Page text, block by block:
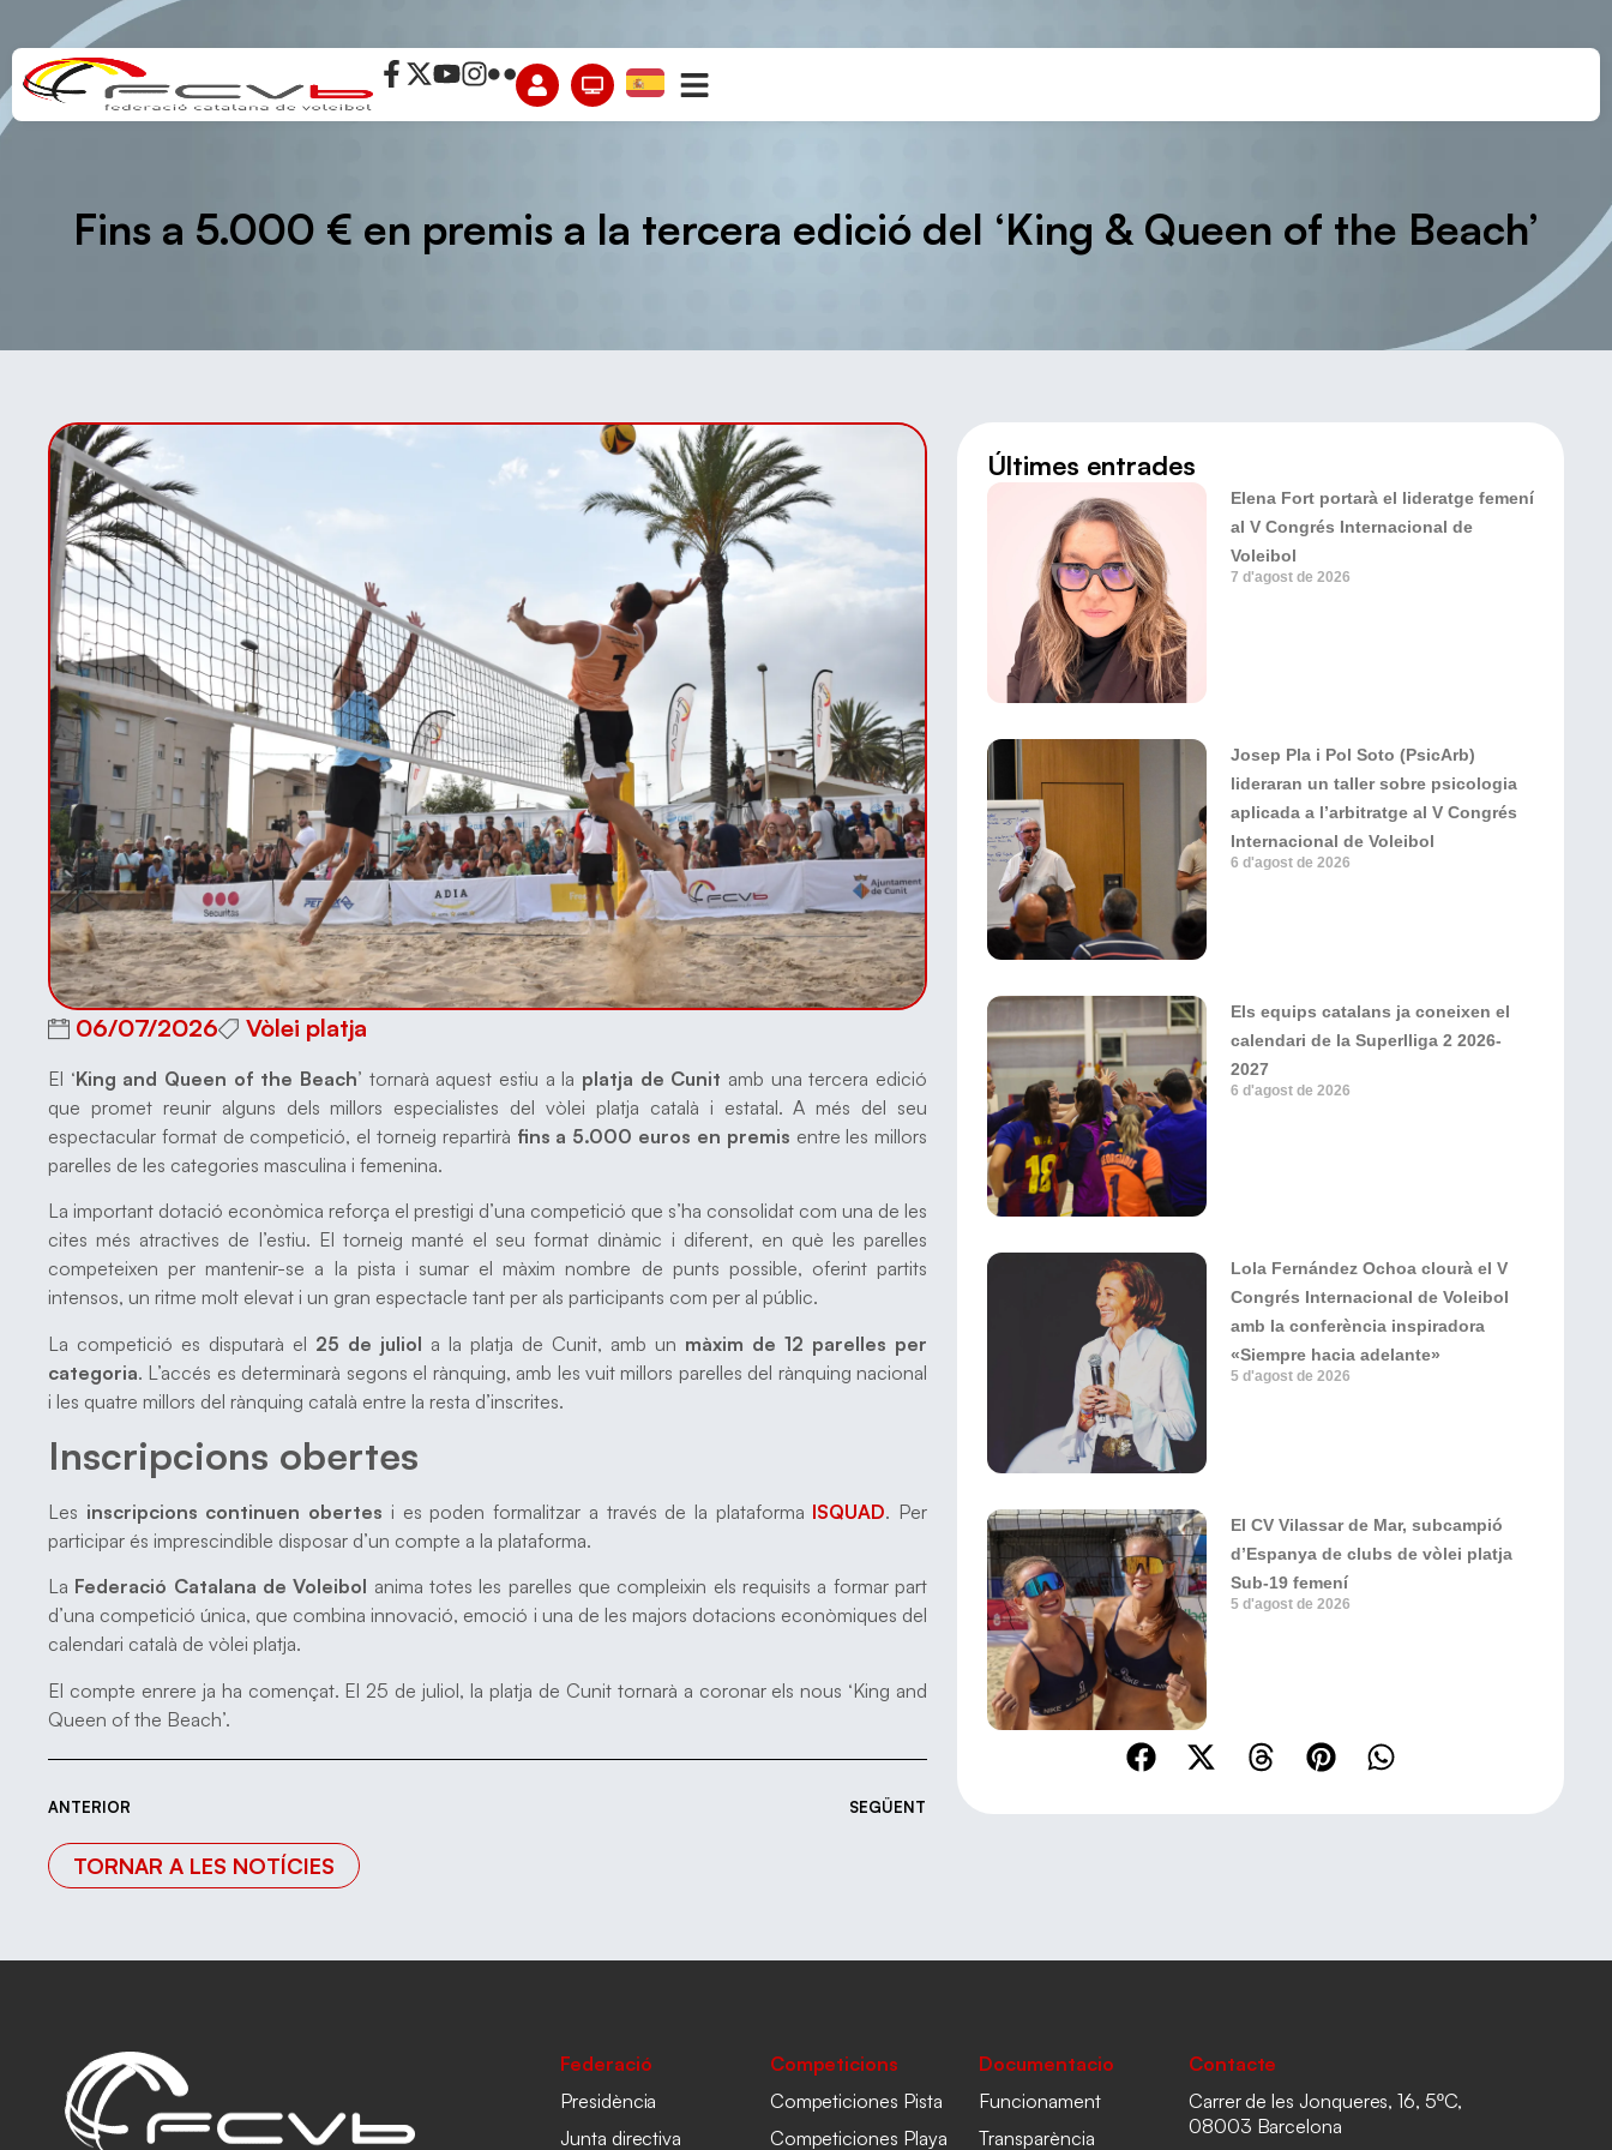
Fins a 5.000 € en premis a la tercera edició del ‘King & Queen of the Beach’
06/07/2026 Vòlei platja
El ‘King and Queen of the Beach’ tornarà aquest estiu a la platja de Cunit amb una tercera edició
que promet reunir alguns dels millors especialistes del vòlei platja català i estatal. A més del seu
espectacular format de competició, el torneig repartirà fins a 5.000 euros en premis entre les millors
parelles de les categories masculina i femenina.
La important dotació econòmica reforça el prestigi d’una competició que s’ha consolidat com una de les
cites més atractives de l’estiu. El torneig manté el seu format dinàmic i diferent, en què les parelles
competeixen per mantenir-se a la pista i sumar el màxim nombre de punts possible, oferint partits
intensos, un ritme molt elevat i un gran espectacle tant per als participants com per al públic.
La competició es disputarà el 25 de juliol a la platja de Cunit, amb un màxim de 12 parelles per
categoria. L’accés es determinarà segons el rànquing, amb les vuit millors parelles del rànquing nacional
i les quatre millors del rànquing català entre la resta d’inscrites.
Inscripcions obertes
Les inscripcions continuen obertes i es poden formalitzar a través de la plataforma ISQUAD. Per
participar és imprescindible disposar d’un compte a la plataforma.
La Federació Catalana de Voleibol anima totes les parelles que compleixin els requisits a formar part
d’una competició única, que combina innovació, emoció i una de les majors dotacions econòmiques del
calendari català de vòlei platja.
El compte enrere ja ha començat. El 25 de juliol, la platja de Cunit tornarà a coronar els nous ‘King and
Queen of the Beach’.
ANTERIOR SEGÜENT
TORNAR A LES NOTÍCIES
Últimes entrades
Elena Fort portarà el lideratge femení
al V Congrés Internacional de
Voleibol
7 d'agost de 2026
Josep Pla i Pol Soto (PsicArb)
lideraran un taller sobre psicologia
aplicada a l’arbitratge al V Congrés
Internacional de Voleibol
6 d'agost de 2026
Els equips catalans ja coneixen el
calendari de la Superlliga 2 2026-
2027
6 d'agost de 2026
Lola Fernández Ochoa clourà el V
Congrés Internacional de Voleibol
amb la conferència inspiradora
«Siempre hacia adelante»
5 d'agost de 2026
El CV Vilassar de Mar, subcampió
d’Espanya de clubs de vòlei platja
Sub-19 femení
5 d'agost de 2026
Federació
Presidència
Junta directiva
Competicions
Competiciones Pista
Competiciones Playa
Documentacio
Funcionament
Transparència
Contacte
Carrer de les Jonqueres, 16, 5ºC,
08003 Barcelona